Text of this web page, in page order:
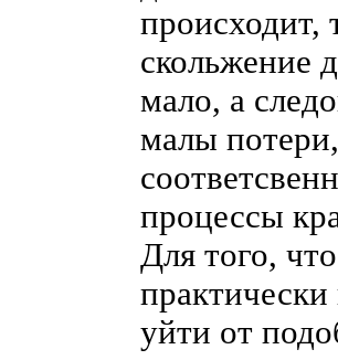
происходит,
скольжение
мало, а
малы потери,
процессы
Для того,
уйти от